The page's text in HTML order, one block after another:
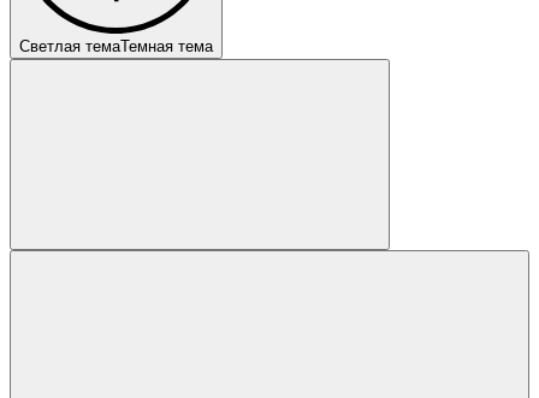
Светлая темаТемная тема